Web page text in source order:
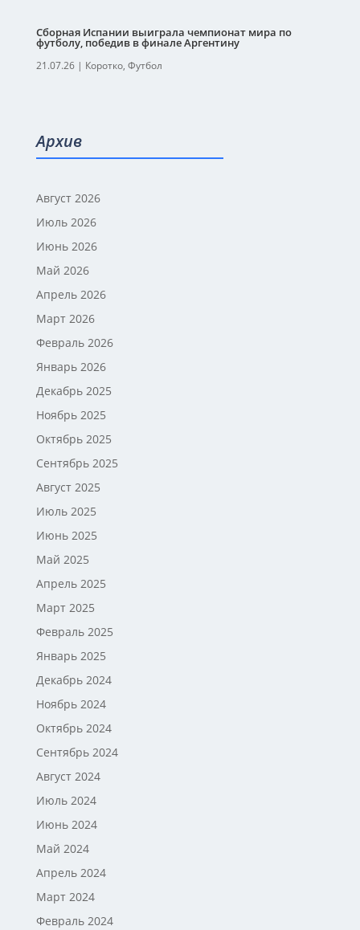
Сборная Испании выиграла чемпионат мира по
футболу, победив в финале Аргентину
21.07.26| Коротко, Футбол
Архив
Август 2026
Июль 2026
Июнь 2026
Май 2026
Апрель 2026
Март 2026
Февраль 2026
Январь 2026
Декабрь 2025
Ноябрь 2025
Октябрь 2025
Сентябрь 2025
Август 2025
Июль 2025
Июнь 2025
Май 2025
Апрель 2025
Март 2025
Февраль 2025
Январь 2025
Декабрь 2024
Ноябрь 2024
Октябрь 2024
Сентябрь 2024
Август 2024
Июль 2024
Июнь 2024
Май 2024
Апрель 2024
Март 2024
Февраль 2024